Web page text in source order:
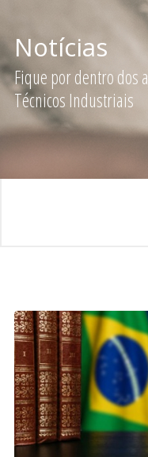
Notícias
Fique por dentro dos
Técnicos Industriais